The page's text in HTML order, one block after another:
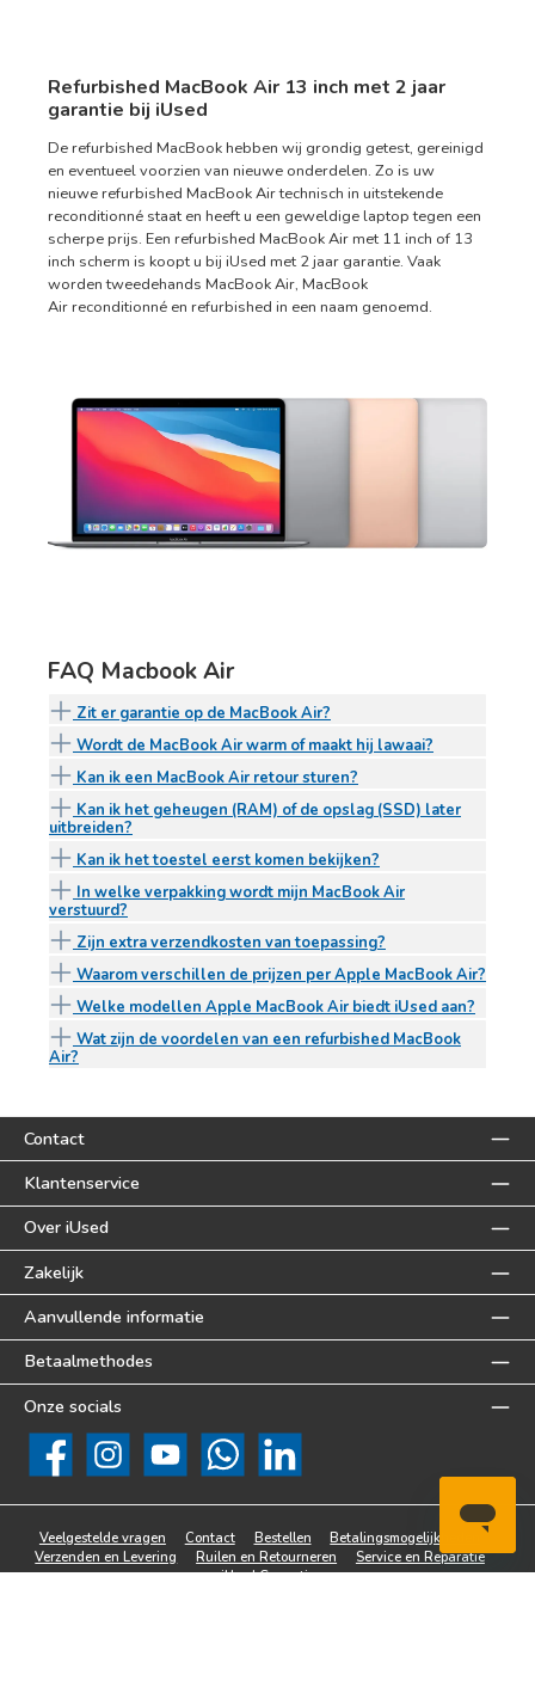
Refurbished MacBook Air 13 inch met 2 jaar
garantie bij iUsed
De refurbished MacBook hebben wij grondig getest, gereinigd
en eventueel voorzien van nieuwe onderdelen. Zo is uw
nieuwe refurbished MacBook Air technisch in uitstekende
reconditionné staat en heeft u een geweldige laptop tegen een
scherpe prijs. Een refurbished MacBook Air met 11 inch of 13
inch scherm is koopt u bij iUsed met 2 jaar garantie. Vaak
worden tweedehands MacBook Air, MacBook
Air reconditionné en refurbished in een naam genoemd.
FAQ Macbook Air
Zit er garantie op de MacBook Air?
Wordt de MacBook Air warm of maakt hij lawaai?
Kan ik een MacBook Air retour sturen?
Kan ik het geheugen (RAM) of de opslag (SSD) later
uitbreiden?
Kan ik het toestel eerst komen bekijken?
In welke verpakking wordt mijn MacBook Air
verstuurd?
Zijn extra verzendkosten van toepassing?
Waarom verschillen de prijzen per Apple MacBook Air?
Welke modellen Apple MacBook Air biedt iUsed aan?
Wat zijn de voordelen van een refurbished MacBook
Air?
Contact
Klantenservice
Over iUsed
Zakelijk
Aanvullende informatie
Betaalmethodes
Onze socials
Facebook Instagram YouTube WhatsAppLinkedIn
Veelgestelde vragen Contact Bestellen
Betalingsmogelijkheden
Verzenden en Levering
Ruilen en Retourneren
Service en Reparatie
iUsed Garantie